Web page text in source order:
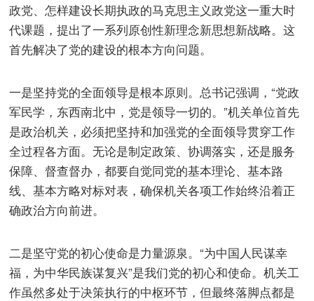
政党、怎样建设长期执政的马克思主义政党这一重大时
代课题，提出了一系列原创性新理念新思想新战略。这
首先解决了党的建设的根本方向问题。
一是坚持党的全面领导是根本原则。总书记强调，“党政
军民学，东西南北中，党是领导一切的。”机关单位首先
是政治机关，必须把坚持和加强党的全面领导贯穿工作
全过程各方面。无论是制定政策、协调落实，还是服务
保障、督查督办，都要自觉同党的基本理论、基本路
线、基本方略对标对表，确保机关各项工作始终沿着正
确政治方向前进。
二是坚守党的初心使命是力量源泉。“为中国人民谋幸
福，为中华民族谋复兴”是我们党的初心和使命。机关工
作虽然多处于决策执行的中枢环节，但最终落脚点都是